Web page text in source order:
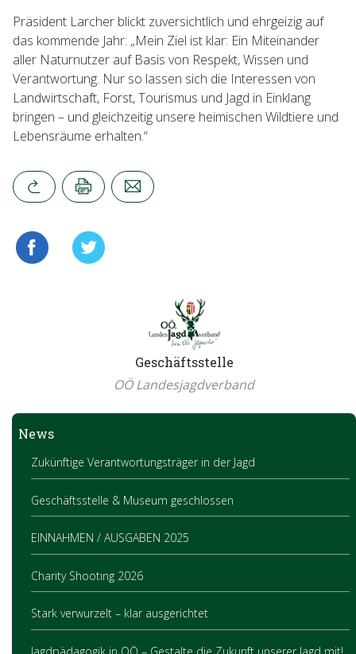
Präsident Larcher blickt zuversichtlich und ehrgeizig auf
das kommende Jahr: „Mein Ziel ist klar: Ein Miteinander
aller Naturnutzer auf Basis von Respekt, Wissen und
Verantwortung. Nur so lassen sich die Interessen von
Landwirtschaft, Forst, Tourismus und Jagd in Einklang
bringen – und gleichzeitig unsere heimischen Wildtiere und
Lebensräume erhalten.“
Geschäftsstelle
OÖ Landesjagdverband
News
Zukünftige Verantwortungsträger in der Jagd
Geschäftsstelle & Museum geschlossen
EINNAHMEN / AUSGABEN 2025
Charity Shooting 2026
Stark verwurzelt – klar ausgerichtet